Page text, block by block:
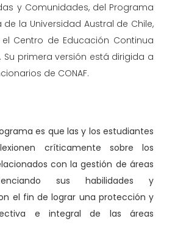
y Comunidades, del Programa
la Universidad Austral de Chile,
Centro de Educación Continua
Su primera versión está dirigida a
de CONAF.
es que las y los estudiantes
críticamente sobre los
con la gestión de áreas
sus habilidades y
el fin de lograr una protección y
e integral de las áreas